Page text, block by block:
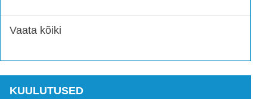
Vaata kõiki
KUULUTUSED